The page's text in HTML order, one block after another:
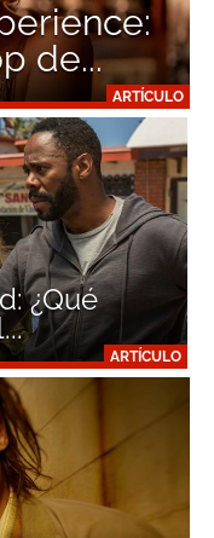
ARTÍCULO
de...
ARTÍCULO
¿Qué